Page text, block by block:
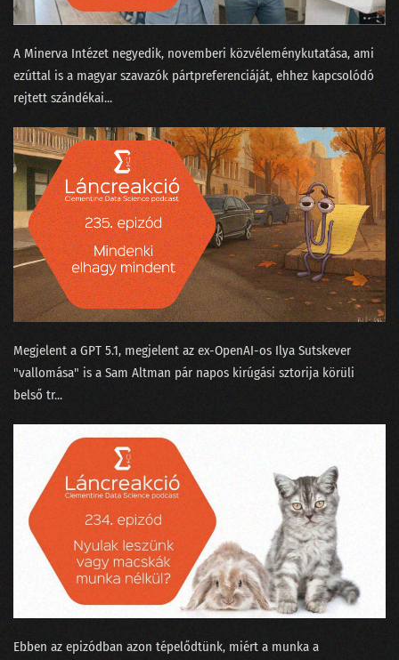
A Minerva Intézet negyedik, novemberi közvéleménykutatása, ami
ezúttal is a magyar szavazók pártpreferenciáját, ehhez kapcsolódó
rejtett szándékai...
Megjelent a GPT 5.1⁠, megjelent az ex-OpenAI-os ⁠Ilya Sutskever
"vallomása"⁠ is a Sam Altman pár napos kirúgási sztorija körüli
belső tr...
Ebben az epizódban azon tépelődtünk, miért a munka a